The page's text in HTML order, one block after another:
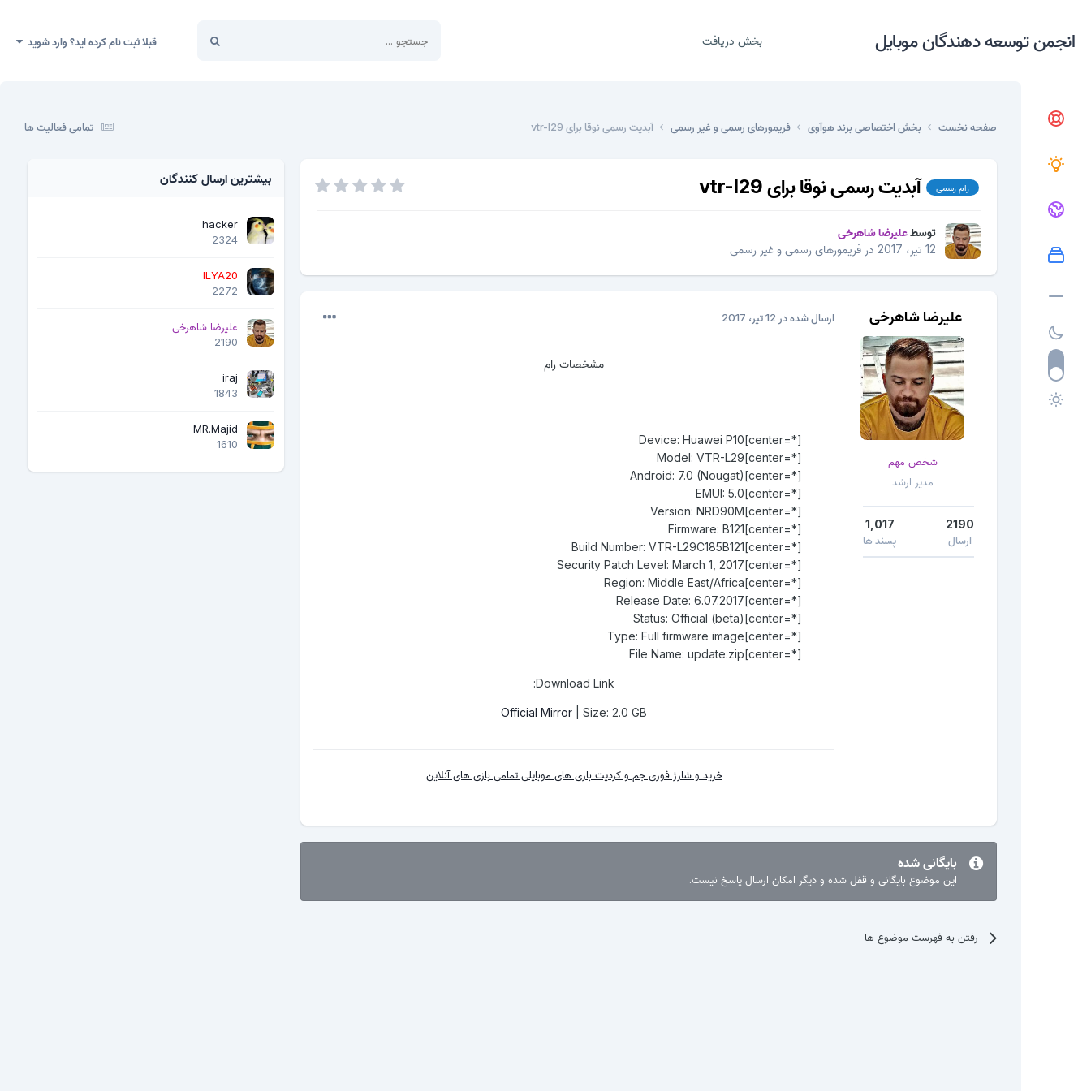
انجمن توسعه دهندگان موبایل بخش دریافت قبلا ثبت نام کرده اید؟ وارد شوید
تمامی فعالیت ها صفحه نخست بخش اختصاصی برند هوآوی فریمورهای رسمی و غیر رسمی آبدیت رسمی نوقا برای vtr-l29
رام رسمی آبدیت رسمی نوقا برای vtr-l29
توسطعلیرضا شاهرخی
12 تیر، 2017
در فریمورهای رسمی و غیر رسمی
علیرضا شاهرخی
شخص مهم
مدیر ارشد
2190
ارسال
1,017
پسند ها
ارسال شده در 12 تیر، 2017
مشخصات رام
[*=center]Device: Huawei P10
[*=center]Model: VTR-L29
[*=center]Android: 7.0 (Nougat)
[*=center]EMUI: 5.0
[*=center]Version: NRD90M
[*=center]Firmware: B121
[*=center]Build Number: VTR-L29C185B121
[*=center]Security Patch Level: March 1, 2017
[*=center]Region: Middle East/Africa
[*=center]Release Date: 6.07.2017
[*=center]Status: Official (beta)
[*=center]Type: Full firmware image
[*=center]File Name: update.zip
Download Link:
Official Mirror | Size: 2.0 GB
خرید و شارژ فوری جم و کردیت بازی های موبایلی تمامی بازی های آنلاین
بایگانی شده
این موضوع بایگانی و قفل شده و دیگر امکان ارسال پاسخ نیست.
رفتن به فهرست موضوع ها
بیشترین ارسال کنندگان
hacker
2324
ILYA20
2272
علیرضا شاهرخی
2190
iraj
1843
MR.Majid
1610